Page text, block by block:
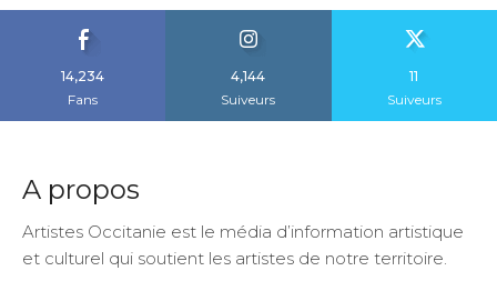
14,234
Fans
4,144
Suiveurs
11
Suiveurs
A propos
Artistes Occitanie est le média d’information artistique
et culturel qui soutient les artistes de notre territoire.